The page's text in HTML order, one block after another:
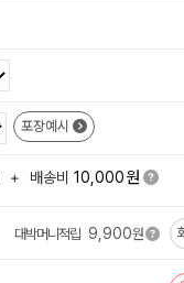
포장예시
+ 배송비 10,000원
대박머니적립 9,900원